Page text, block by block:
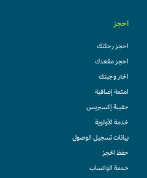
احجز
احجز رحلتك
احجز مقعدك
اختر وجبتك
امتعة إضافية
حقيبة إكسبريس
خدمة الأولوية
بيانات تسجيل الوصول
حفظ الحجز
خدمة الواتساب